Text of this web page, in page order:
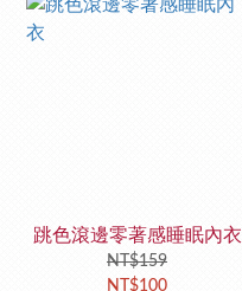
跳色滾邊零著感睡眠內衣
NT$159
NT$100